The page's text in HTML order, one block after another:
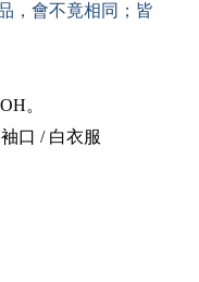
，會不竟相同；皆
。
口 / 白衣服